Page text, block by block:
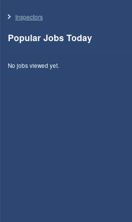
Inspectors
Popular Jobs Today
No jobs viewed yet.